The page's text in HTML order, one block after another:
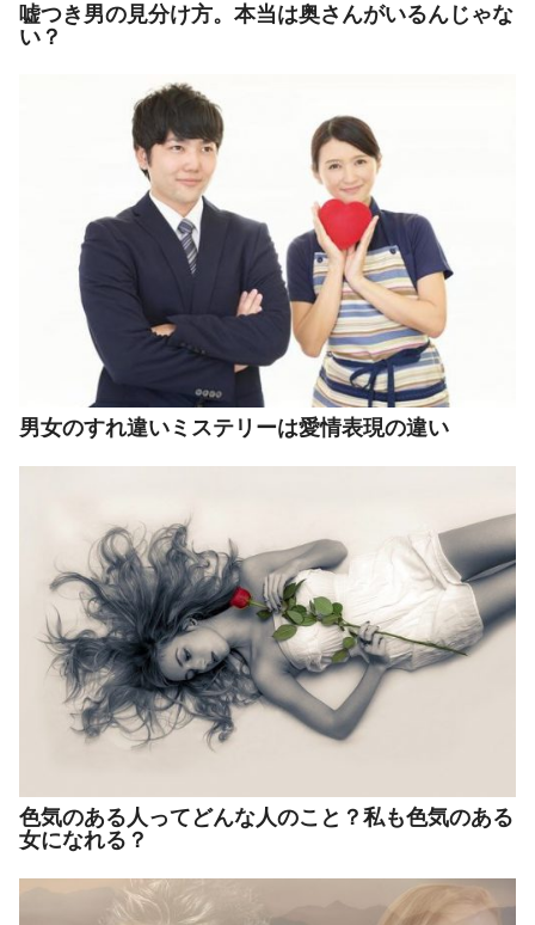
嘘つき男の見分け方。本当は奥さんがいるんじゃな
い？
男女のすれ違いミステリーは愛情表現の違い
色気のある人ってどんな人のこと？私も色気のある
女になれる？